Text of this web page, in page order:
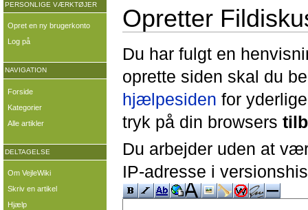
Opretter
Du har fulgt en
oprette siden skal du
hjælpesiden for
tryk på din browsers
Du arbejder uden at
IP-adresse i
PERSONLIGE VÆRKTØJER
Opret en ny brugerkonto
Log på
NAVIGATION
Forside
Kategorier
Alle artikler
DELTAGELSE
Om VejleWiki
Skriv en artikel
Hjælp